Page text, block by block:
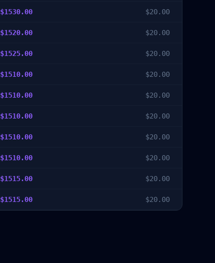
$1530.00 $20.00
$1520.00 $20.00
$1525.00 $20.00
$1510.00 $20.00
$1510.00 $20.00
$1510.00 $20.00
$1510.00 $20.00
$1510.00 $20.00
$1515.00 $20.00
$1515.00 $20.00